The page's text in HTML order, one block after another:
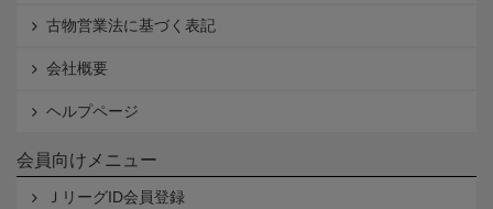
古物営業法に基づく表記
会社概要
ヘルプページ
会員向けメニュー
ＪリーグID会員登録